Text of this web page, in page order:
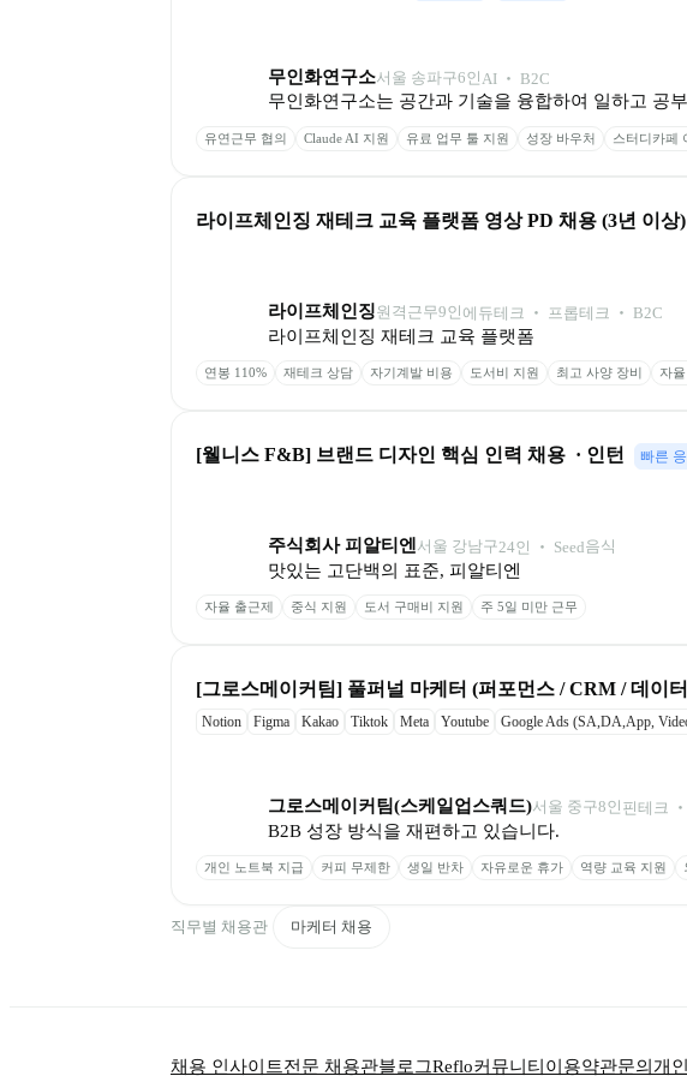
무인화연구소서울 송파구6인 AI ‧ B2C
무인화연구소는 공간과 기술을 융합하여 일하고 공
유연근무 협의 Claude AI 지원 유료 업무 툴 지원 성장 바우처 스터디카페
라이프체인징 재테크 교육 플랫폼 영상 PD 채용 (3년 이상)
라이프체인징원격근무9인 에듀테크 ‧ 프롭테크 ‧ B2C
라이프체인징 재테크 교육 플랫폼
연봉 110% 재테크 상담 자기계발 비용 도서비 지원 최고 사양 장비 자
[웰니스 F&B] 브랜드 디자인 핵심 인력 채용  · 인턴 빠른
주식회사 피알티엔서울 강남구24인 ‧ Seed음식
맛있는 고단백의 표준, 피알티엔
자율 출근제 중식 지원 도서 구매비 지원 주 5일 미만 근무
[그로스메이커팀] 풀퍼널 마케터 (퍼포먼스 / CRM / 데이
Notion
Figma Kakao Tiktok Meta Youtube Google Ads (SA,DA,App,
그로스메이커팀(스케일업스쿼드)서울 중구8인 핀테크
B2B 성장 방식을 재편하고 있습니다.
개인 노트북 지급 커피 무제한 생일 반차 자유로운 휴가 역량 교육 지원
직무별 채용관 마케터 채용
채용 인사이트전문 채용관블로그Reflo커뮤니티 이용약관문의 개